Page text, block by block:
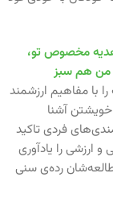
مخصوص تو،
من هم سبز
با مفاهیم ارزشمند
آشنا
فردی تاکید
ارزشی را یادآوری
رده‌ی سنی